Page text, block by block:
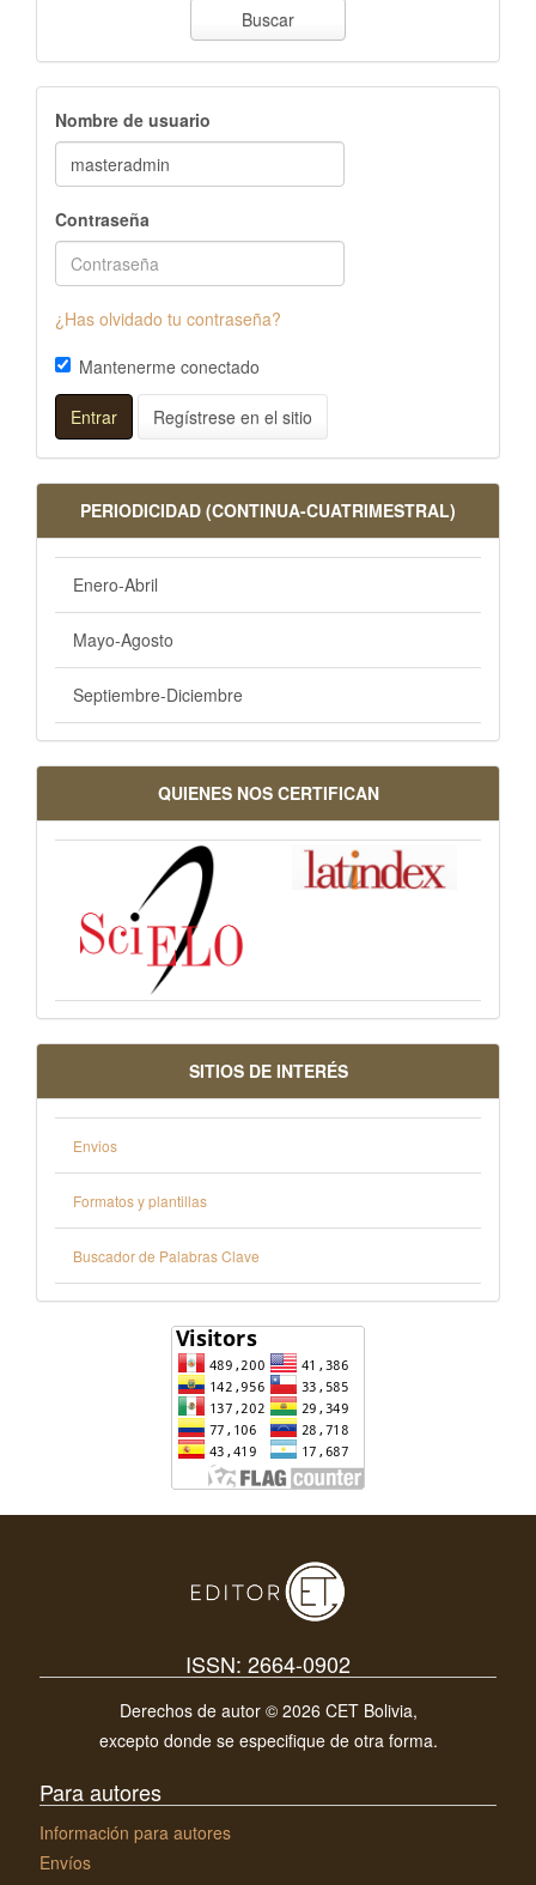
Buscar
Nombre de usuario
Contraseña
¿Has olvidado tu contraseña?
Mantenerme conectado
Entrar Regístrese en el sitio
PERIODICIDAD (CONTINUA-CUATRIMESTRAL)
Enero-Abril
Mayo-Agosto
Septiembre-Diciembre
QUIENES NOS CERTIFICAN
SITIOS DE INTERÉS
Envios
Formatos y plantillas
Buscador de Palabras Clave
ISSN: 2664-0902
Derechos de autor © 2026 CET Bolivia,
excepto donde se especifique de otra forma.
Para autores
Información para autores
Envíos